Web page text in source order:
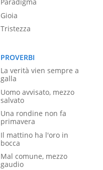
Paradigma
Gioia
Tristezza
PROVERBI
La verità vien sempre a
galla
Uomo avvisato, mezzo
salvato
Una rondine non fa
primavera
Il mattino ha l'oro in
bocca
Mal comune, mezzo
gaudio